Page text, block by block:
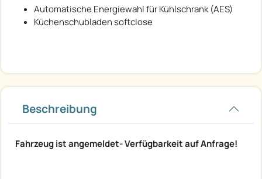
Automatische Energiewahl für Kühlschrank (AES)
Küchenschubladen softclose
Beschreibung
Fahrzeug ist angemeldet- Verfügbarkeit auf Anfrage!